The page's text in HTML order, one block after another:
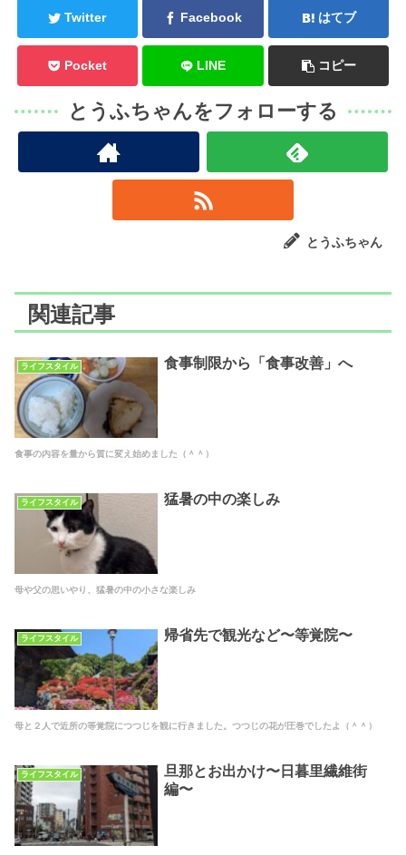
Twitter Facebook はてブ
Pocket LINE コピー
とうふちゃんをフォローする
とうふちゃん
関連記事
ライフスタイル 食事制限から「食事改善」へ
食事の内容を量から質に変え始めました（＾＾）
ライフスタイル 猛暑の中の楽しみ
母や父の思いやり、猛暑の中の小さな楽しみ
ライフスタイル 帰省先で観光など〜等覚院〜
母と２人で近所の等覚院につつじを観に行きました。つつじの花が圧巻でしたよ（＾＾）
ライフスタイル
旦那とお出かけ〜日暮里繊維街
編〜